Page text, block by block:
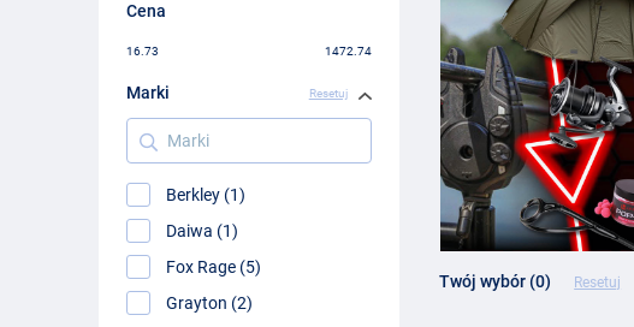
Cena
16.73 1472.74
Marki Resetuj
Marki
Berkley (1)
Daiwa (1)
Fox Rage (5)
Grayton (2)
Twój wybór (0) Resetuj